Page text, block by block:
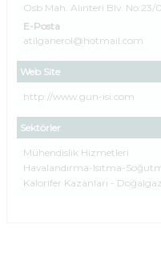
Osb Mah. Alınteri Blv. No:23/
E-Posta
atilganerol@hotmail.com
Web Site
http://www.gun-isi.com
Sektörler
Mühendislik Hizmetleri
Havalandırma-Isıtma-
Kalorifer Kazanları -